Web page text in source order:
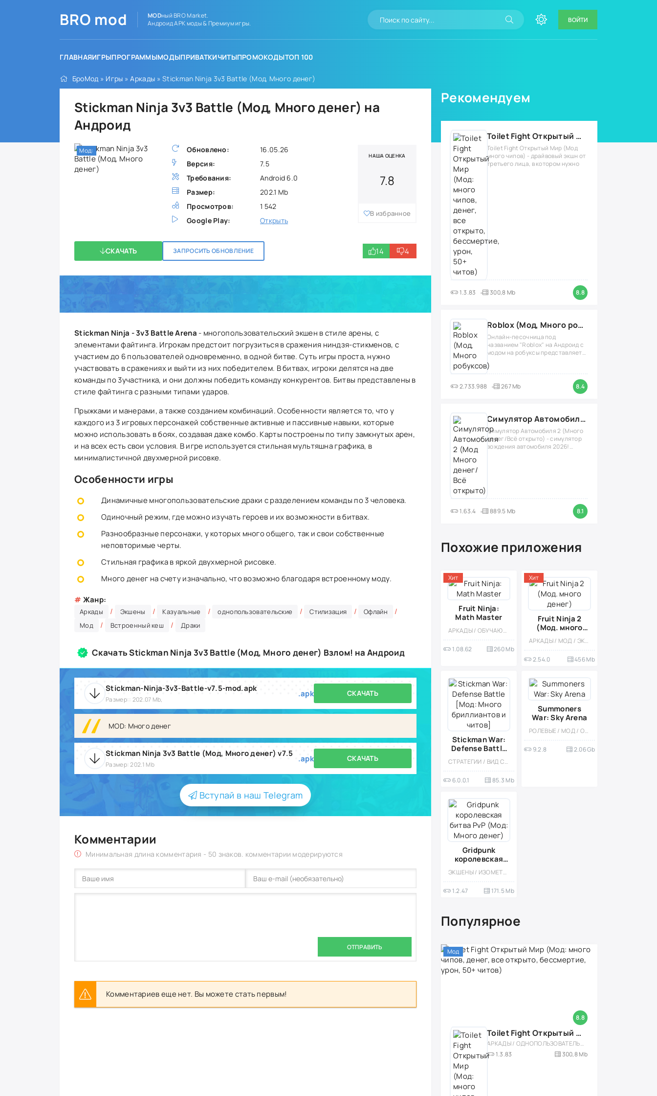
BRO mod MODный BRO Market.
Андроид APK моды & Премиум игры.
ВОЙТИ
ГЛАВНАЯИГРЫПРОГРАММЫМОДЫПРИВАТКИЧИТЫПРОМОКОДЫТОП 100
БроМод » Игры »Аркады » Stickman Ninja 3v3 Battle (Мод, Много денег)
Stickman Ninja 3v3 Battle (Мод, Много денег) на
Андроид
Обновлено:
16.05.26
Версия:
7.5
Требования:
Android 6.0
Размер:
202.1 Mb
Просмотров:
1 542
Google Play:
Открыть
НАША ОЦЕНКА
7.8
В избранное
СКАЧАТЬ ЗАПРОСИТЬ ОБНОВЛЕНИЕ 14 4
Мод:
Stickman Ninja - 3v3 Battle Arena - многопользовательский экшен в стиле арены, с
элементами файтинга. Игрокам предстоит погрузиться в сражения ниндзя-стикменов, с
участием до 6 пользователей одновременно, в одной битве. Суть игры проста, нужно
участвовать в сражениях и выйти из них победителем. В битвах, игроки делятся на две
команды по 3участника, и они должны победить команду конкурентов. Битвы представлены в
стиле файтинга с разными типами ударов.
Прыжками и манерами, а также созданием комбинаций. Особенности является то, что у
каждого из 3 игровых персонажей собственные активные и пассивные навыки, которые
можно использовать в боях, создавая даже комбо. Карты построены по типу замкнутых арен,
и на всех есть свои условия. В игре используется стильная мультяшна графика, в
минималистичной двухмерной рисовке.
Особенности игры
Динамичные многопользовательские драки с разделением команды по 3 человека.
Одиночный режим, где можно изучать героев и их возможности в битвах.
Разнообразные персонажи, у которых много общего, так и свои собственные
неповторимые черты.
Стильная графика в яркой двухмерной рисовке.
Много денег на счету изначально, что возможно благодаря встроенному моду.
# Жанр:
Аркады / Экшены / Казуальные / однопользовательские / Стилизация / Офлайн /
Мод / Встроенный кеш / Драки
Скачать Stickman Ninja 3v3 Battle (Мод, Много денег) Взлом! на Андроид
Stickman-Ninja-3v3-Battle-v7.5-mod.apk
Размер:: 202.07 Mb,
.apk СКАЧАТЬ
MOD: Много денег
Stickman Ninja 3v3 Battle (Мод, Много денег) v7.5
Размер: 202.1 Mb
.apk СКАЧАТЬ
Вступай в наш Telegram
Комментарии
Минимальная длина комментария - 50 знаков. комментарии модерируются
ОТПРАВИТЬ
Комментариев еще нет. Вы можете стать первым!
Рекомендуем
Toilet Fight Открытый Мир (Мод: много чипов, денег, все открыто, бессмертие, урон, 50+ читов)
Toilet Fight Открытый Мир (Мод
много чипов) - драйвовый экшн от
третьего лица, в котором нужно
1.3.83 300,8 Mb 8.8
Roblox (Мод, Много робуксов)
Онлайн-песочница под
названием "Roblox" на Андроид с
модом на робуксы представляет
собой
2.733.988 267 Mb 8.4
Симулятор Автомобиля 2 (Мод Много денег/Всё открыто)
Симулятор Автомобиля 2 (Много
денег/Всё открыто) - симулятор
вождения автомобиля 2026!
1.63.4 889.5 Mb 8.1
Похожие приложения
Fruit Ninja:
Math Master
АРКАДЫ / ОБУЧАЮЩИЕ / ПРИКЛЮЧЕНИЕ / ПЛАТНАЯ / ОДНОПОЛЬЗОВАТЕЛЬСКИЕ / ОФЛАЙН / КАЗУАЛЬНЫЕ / ДЛЯ ДЕТЕЙ / ВИД СБОКУ
1.08.62 260 Mb
Хит
Fruit Ninja 2
(Мод. много
денег)
АРКАДЫ / МОД / ЭКШЕНЫ / СТИЛИЗАЦИЯ / ОДНОПОЛЬЗОВАТЕЛЬСКИЕ / ДЛЯ ДЕТЕЙ / КАЗУАЛЬНЫЕ / ВСТРОЕННЫЙ КЕШ
2.54.0 456 Mb
Хит
Stickman War:
Defense Battle
[Мод: Много
бриллиантов иСТРАТЕГИИ / ВИД СБОКУ / ОДНОПОЛЬЗОВАТЕЛЬСКИЕ / МАЛЕНЬКАЯ / КАЗУАЛЬНЫЕ / ВОЙНА / МОД
6.0.0.1 85.3 Mb
Summoners
War: Sky Arena
РОЛЕВЫЕ / МОД / ОДНОПОЛЬЗОВАТЕЛЬСКИЕ / КАЗУАЛЬНЫЕ / ПОШАГОВЫЕ / СТРАТЕГИИ / ФЭНТЕЗИ / БОЛЬШАЯ / БЕЗ КЕША
9.2.8 2.06 Gb
Gridpunk
королевская
битва PvP
(Мод: Много ЭКШЕНЫ / ИЗОМЕТРИЯ / ШУТЕРЫ / КАЗУАЛЬНЫЕ / МНОГОПОЛЬЗОВАТЕЛЬСКАЯ / СОРЕВНОВАТЕЛЬНАЯ / СТИЛИЗАЦИЯ / КИБЕРПАНК / НАУЧНАЯ ФАНТАСТИКА / БУДУЮЩИЕ / КОРОЛЕВСКИЕ БИТВЫ / PVP / МОД
1.2.47 171.5 Mb
Популярное
8.8
Мод
Toilet Fight Открытый Мир (Мод: много чипов, денег, все открыто, бессмертие, урон, 50+ читов)
АРКАДЫ / ОДНОПОЛЬЗОВАТЕЛЬСКИЕ / ОФЛАЙН / МОД / РОЛЕВЫЕ / ШУТЕРЫ / ОТКРЫТЫЙ МИР / ВСТРОЕННЫЙ КЕШ / 3D / ЭКШЕНЫ / ТУАЛЕТНЫЕ ВОЙНЫ / ДЛЯ ДЕТЕЙ
1.3.83
300,8 Mb